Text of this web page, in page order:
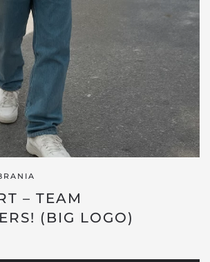
– TEAM
(BIG LOGO)